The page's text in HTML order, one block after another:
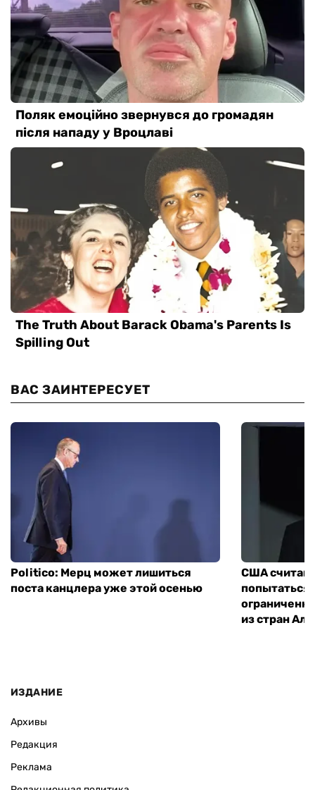
ВАС ЗАИНТЕРЕСУЕТ
Politico: Мерц может лишиться
поста канцлера уже этой осенью
США
попытаться
из стран
ИЗДАНИЕ
Архивы
Редакция
Реклама